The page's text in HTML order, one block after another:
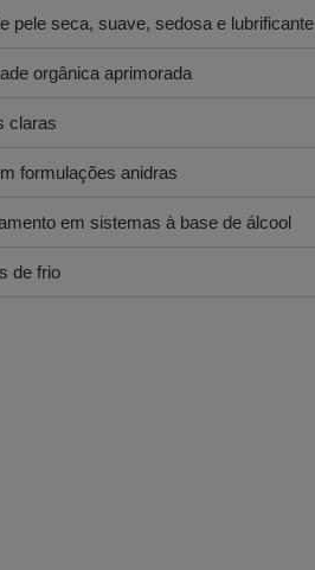
pele seca, suave, sedosa e lubrificante
orgânica aprimorada
claras
formulações anidras
em sistemas à base de álcool
de frio